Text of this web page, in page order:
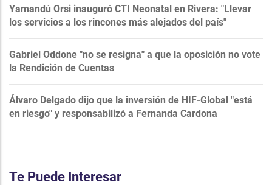
Yamandú Orsi inauguró CTI Neonatal en Rivera: "Llevar
los servicios a los rincones más alejados del país"
Gabriel Oddone "no se resigna" a que la oposición no vote
la Rendición de Cuentas
Álvaro Delgado dijo que la inversión de HIF-Global "está
en riesgo" y responsabilizó a Fernanda Cardona
Te Puede Interesar